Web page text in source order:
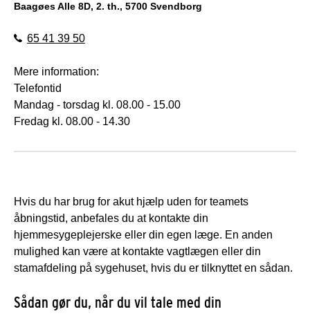
Baagøes Alle 8D, 2. th., 5700 Svendborg
65 41 39 50
Mere information:
Telefontid
Mandag - torsdag kl. 08.00 - 15.00
Fredag kl. 08.00 - 14.30
Hvis du har brug for akut hjælp uden for teamets
åbningstid, anbefales du at kontakte din
hjemmesygeplejerske eller din egen læge. En anden
mulighed kan være at kontakte vagtlægen eller din
stamafdeling på sygehuset, hvis du er tilknyttet en sådan.
Sådan gør du, når du vil tale med din